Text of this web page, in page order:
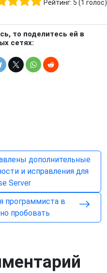
Рейтинг: 5 (1 голос)
то поделитесь ей в
сетях:
дополнительные
и исправления для
Server
программиста в
пробовать